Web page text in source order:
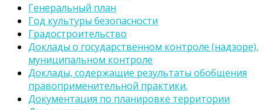
Генеральный план
Год культуры безопасности
Градостроительство
Доклады о государственном контроле (надзоре),
муниципальном контроле
Доклады, содержащие результаты обобщения
правоприменительной практики.
Документация по планировке территории